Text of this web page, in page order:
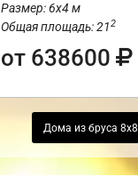
Размер: 6х4 м
Общая площадь: 212
от 638600
Дома из бруса 8х8